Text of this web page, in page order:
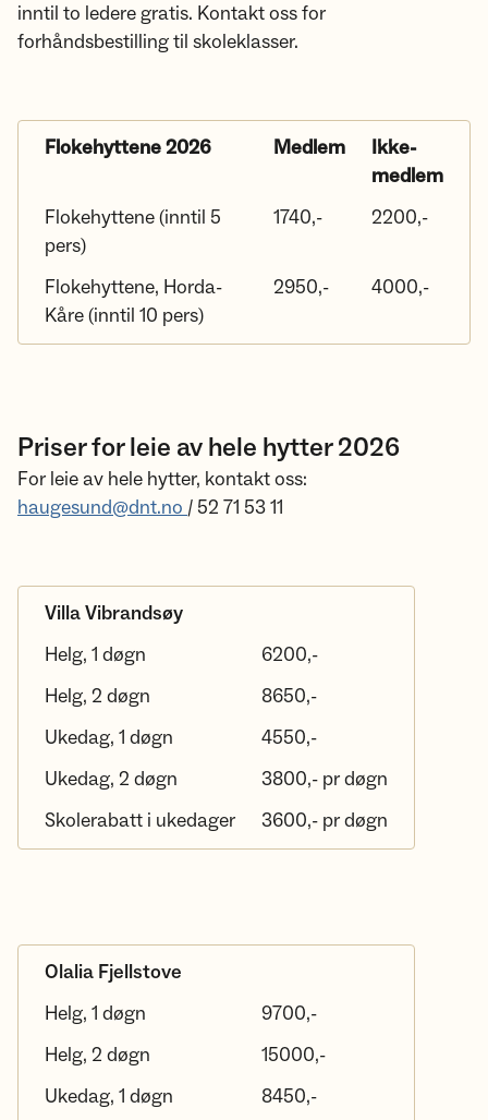
inntil to ledere gratis. Kontakt oss for
forhåndsbestilling til skoleklasser.
Flokehyttene 2026 Medlem
Ikke-
medlem
Flokehyttene (inntil 5
pers)
1740,- 2200,-
Flokehyttene, Horda-
Kåre (inntil 10 pers)
2950,- 4000,-
Priser for leie av hele hytter 2026
For leie av hele hytter, kontakt oss:
haugesund@dnt.no / 52 71 53 11
Villa Vibrandsøy
Helg, 1 døgn
6200,-
Helg, 2 døgn
8650,-
Ukedag, 1 døgn
4550,-
Ukedag, 2 døgn
3800,- pr døgn
Skolerabatt i ukedager
3600,- pr døgn
Olalia Fjellstove
Helg, 1 døgn
9700,-
Helg, 2 døgn
15000,-
Ukedag, 1 døgn
8450,-